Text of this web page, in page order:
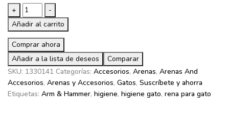
+
Arm
&
Hammer
Clump
Seal
Litter
Arena
Aglutinante
para
-
Añadir al carrito
Comprar ahora
Añadir a la lista de deseos
Comparar
SKU: 1330141 Categorías: Accesorios, Arenas, Arenas And
Accesorios, Arenas y Accesorios, Gatos, Suscríbete y ahorra
Etiquetas: Arm & Hammer, higiene, higiene gato, rena para gato